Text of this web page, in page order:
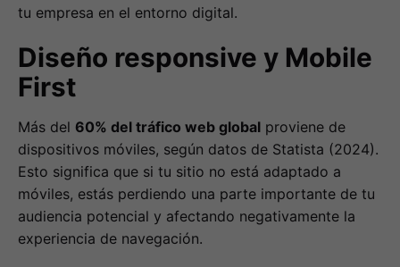
tu empresa en el entorno digital.
Diseño responsive y Mobile
First
Más del 60% del tráfico web global proviene de
dispositivos móviles, según datos de Statista (2024).
Esto significa que si tu sitio no está adaptado a
móviles, estás perdiendo una parte importante de tu
audiencia potencial y afectando negativamente la
experiencia de navegación.